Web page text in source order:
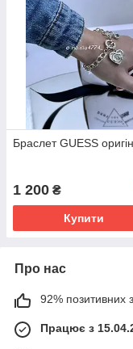
Браслет GUESS
1 200 ₴
Купити
Про нас
92% позитивних з
Працює з